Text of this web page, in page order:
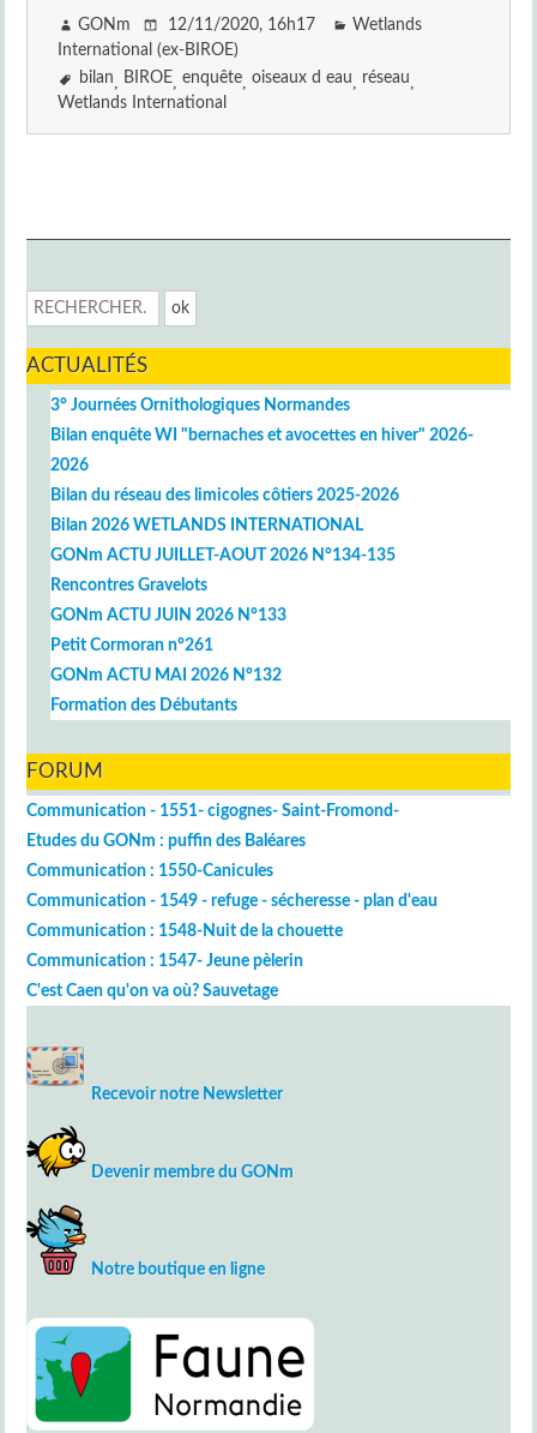
GONm 12/11/2020, 16h17
Wetlands
International (ex-BIROE)
bilan
BIROE enquête oiseaux d eau
réseau
Wetlands International
ACTUALITÉS
3° Journées Ornithologiques Normandes
Bilan enquête WI "bernaches et avocettes en hiver" 2026-
2026
Bilan du réseau des limicoles côtiers 2025-2026
Bilan 2026 WETLANDS INTERNATIONAL
GONm ACTU JUILLET-AOUT 2026 N°134-135
Rencontres Gravelots
GONm ACTU JUIN 2026 N°133
Petit Cormoran n°261
GONm ACTU MAI 2026 N°132
Formation des Débutants
FORUM
Communication - 1551- cigognes- Saint-Fromond-
Etudes du GONm : puffin des Baléares
Communication : 1550-Canicules
Communication - 1549 - refuge - sécheresse - plan d'eau
Communication : 1548-Nuit de la chouette
Communication : 1547- Jeune pèlerin
C'est Caen qu'on va où? Sauvetage
Recevoir notre Newsletter
Devenir membre du GONm
Notre boutique en ligne